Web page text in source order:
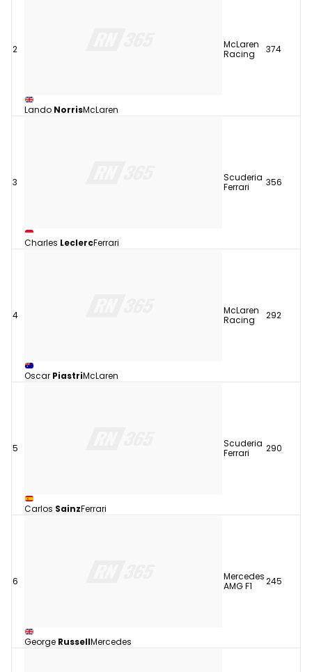
2
Lando NorrisMcLaren
McLaren
Racing
374
3
Charles LeclercFerrari
Scuderia
Ferrari
356
4
Oscar PiastriMcLaren
McLaren
Racing
292
5
Carlos SainzFerrari
Scuderia
Ferrari
290
6
George RussellMercedes
Mercedes
AMG F1
245